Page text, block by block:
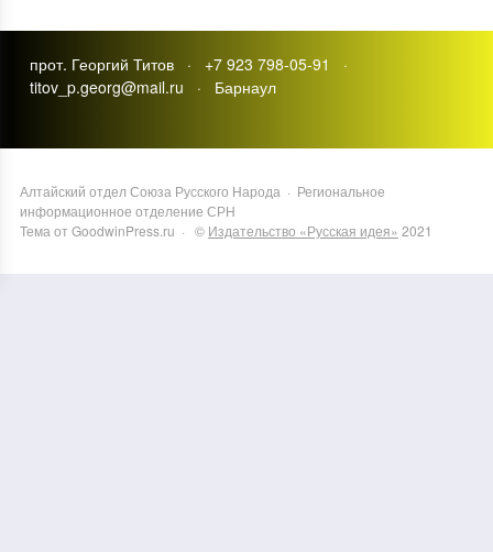
прот. Георгий Титов · +7 923 798-05-91 ·
titov_p.georg@mail.ru · Барнаул
Алтайский отдел Союза Русского Народа · Региональное
информационное отделение СРН
Тема от GoodwinPress.ru · © Издательство «Русская идея» 2021